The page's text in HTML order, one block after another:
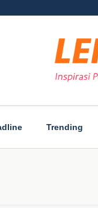
Trending